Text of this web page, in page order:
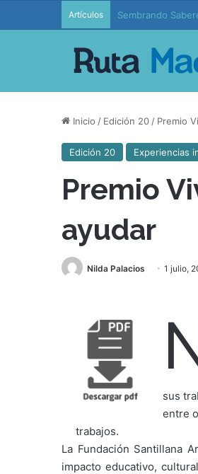
Artículos Sembrando
Inicio / Edición 20 / Premio
Edición 20 Experiencias
Premio
ayudar
Nilda Palacios 1 julio,
sus
entre
trabajos.
La Fundación Santillana
impacto educativo,